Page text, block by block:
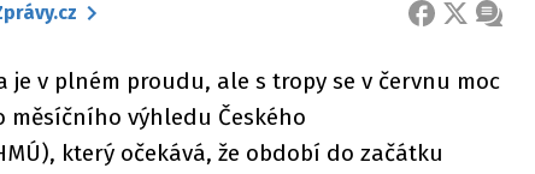
FACEBOOK
X
v plném proudu, ale s tropy se v červnu moc
měsíčního výhledu Českého
který očekává, že období do začátku